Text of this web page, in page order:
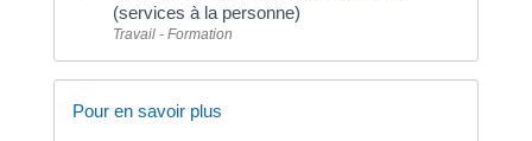
(services à la personne)
Travail - Formation
Pour en savoir plus